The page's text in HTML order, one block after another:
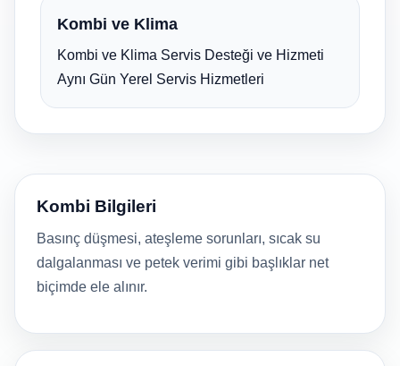
Kombi ve Klima
Kombi ve Klima Servis Desteği ve Hizmeti
Aynı Gün Yerel Servis Hizmetleri
Kombi Bilgileri
Basınç düşmesi, ateşleme sorunları, sıcak su
dalgalanması ve petek verimi gibi başlıklar net
biçimde ele alınır.